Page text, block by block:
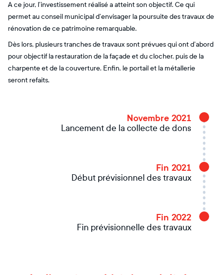
A ce jour, l’investissement réalisé a atteint son objectif. Ce qui
permet au conseil municipal d’envisager la poursuite des travaux de
rénovation de ce patrimoine remarquable.
Dès lors, plusieurs tranches de travaux sont prévues qui ont d’abord
pour objectif la restauration de la façade et du clocher, puis de la
charpente et de la couverture. Enfin, le portail et la métallerie
seront refaits.
Novembre 2021
Lancement de la collecte de dons
Fin 2021
Début prévisionnel des travaux
Fin 2022
Fin prévisionnelle des travaux